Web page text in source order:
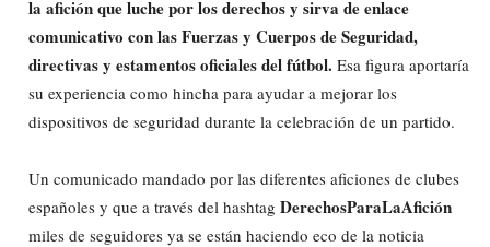
la afición que luche por los derechos y sirva de enlace
comunicativo con las Fuerzas y Cuerpos de Seguridad,
directivas y estamentos oficiales del fútbol. Esa figura aportaría
su experiencia como hincha para ayudar a mejorar los
dispositivos de seguridad durante la celebración de un partido.
Un comunicado mandado por las diferentes aficiones de clubes
españoles y que a través del hashtag DerechosParaLaAfición
miles de seguidores ya se están haciendo eco de la noticia